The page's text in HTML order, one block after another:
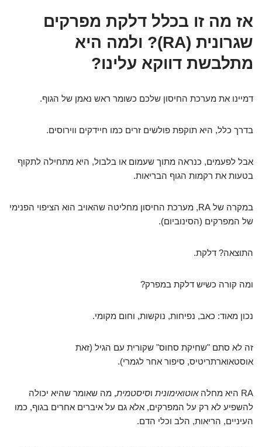
אז מה זו בכלל דלקת מפרקים
שגרונית (RA)? ולמה היא
מתלבשת דווקא עלינו?
דמיינו את מערכת החיסון שלכם כשומר ראש נאמן של הגוף.
בדרך כלל, היא תוקפת פולשים זרים כמו חיידקים ווירוסים.
אבל לפעמים, כנראה מתוך שעמום או בלבול, היא מתחילה לתקוף
בטעות את רקמות הגוף הבריאות.
במקרה של RA, מערכת החיסון מחליטה שהאויב הוא הציפוי הפנימי
של המפרקים (הסינוביום).
התוצאה? דלקת.
ומה קורה כשיש דלקת במפרק?
נכון מאוד: כאב, נפיחות, נוקשות, וחום מקומי.
זה לא סתם "שחיקת סחוס" שקורית עם הגיל (זאת
אוסטאוארתריטיס, סיפור אחר לגמרי).
RA היא מחלה אוטואימונית וסיסטמית, מה שאומר שהיא יכולה
להשפיע לא רק על המפרקים, אלא גם על איברים אחרים בגוף, כמו
העיניים, הריאות, הלב וכלי הדם.